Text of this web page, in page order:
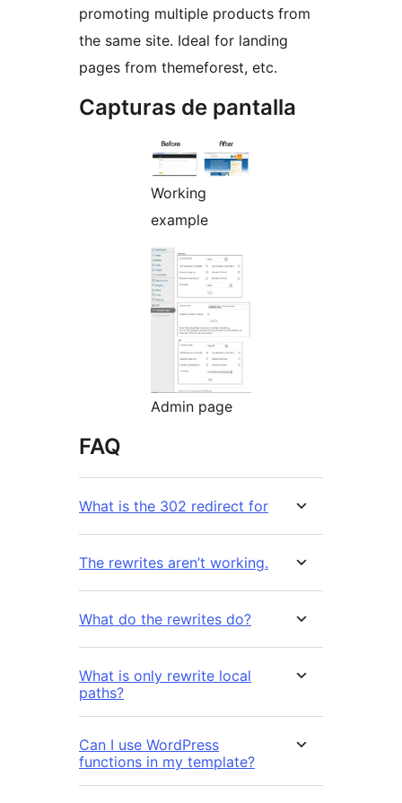
promoting multiple products from
the same site. Ideal for landing
pages from themeforest, etc.
Capturas de pantalla
Working
example
Admin page
FAQ
What is the 302 redirect for
The rewrites aren’t working.
What do the rewrites do?
What is only rewrite local
paths?
Can I use WordPress
functions in my template?